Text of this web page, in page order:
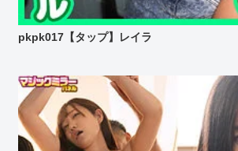
pkpk017【タップ】レイラ